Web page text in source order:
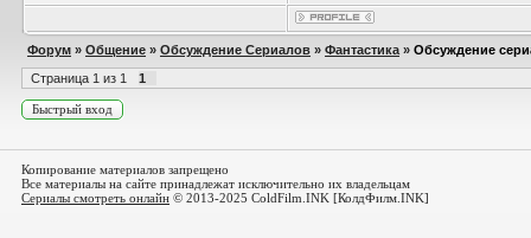
Форум » Общение » Обсуждение Сериалов » Фантастика » Обсуждение
Страница 1 из 1 1
Копирование материалов запрещено
Все материалы на сайте принадлежат исключительно их владельцам
Сериалы смотреть онлайн © 2013-2025 ColdFilm.INK [КолдФилм.INK]